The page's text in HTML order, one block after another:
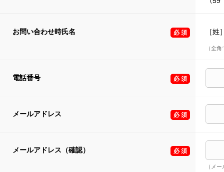
お問い合わせ時氏名 ［姓
（全
電話番号
メールアドレス
メールアドレス（確認）
（メ